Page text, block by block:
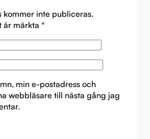
kommer inte publiceras.
är märkta *
min e-postadress och
webbläsare till nästa gång jag